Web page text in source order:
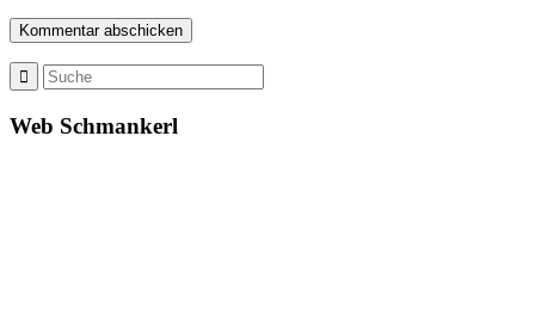
Web Schmankerl